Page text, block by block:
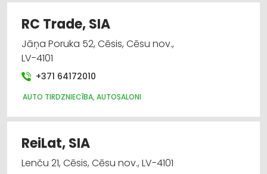
RC Trade, SIA
Jāņa Poruka 52, Cēsis, Cēsu nov.,
LV-4101
+371 64172010
AUTO TIRDZNIECĪBA, AUTOSALONI
ReiLat, SIA
Lenču 21, Cēsis, Cēsu nov., LV-4101